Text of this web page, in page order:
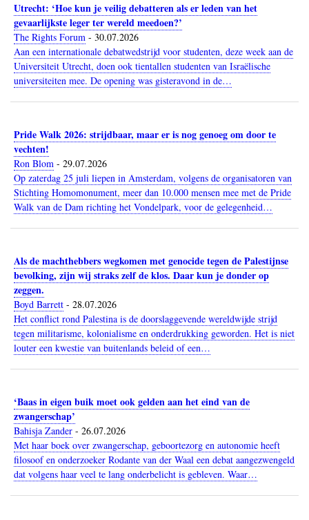
Utrecht: ‘Hoe kun je veilig debatteren als er leden van het
gevaarlijkste leger ter wereld meedoen?’
The Rights Forum - 30.07.2026
Aan een internationale debatwedstrijd voor studenten, deze week aan de
Universiteit Utrecht, doen ook tientallen studenten van Israëlische
universiteiten mee. De opening was gisteravond in de…
Pride Walk 2026: strijdbaar, maar er is nog genoeg om door te
vechten!
Ron Blom - 29.07.2026
Op zaterdag 25 juli liepen in Amsterdam, volgens de organisatoren van
Stichting Homomonument, meer dan 10.000 mensen mee met de Pride
Walk van de Dam richting het Vondelpark, voor de gelegenheid…
Als de machthebbers wegkomen met genocide tegen de Palestijnse
bevolking, zijn wij straks zelf de klos. Daar kun je donder op
zeggen.
Boyd Barrett - 28.07.2026
Het conflict rond Palestina is de doorslaggevende wereldwijde strijd
tegen militarisme, kolonialisme en onderdrukking geworden. Het is niet
louter een kwestie van buitenlands beleid of een…
‘Baas in eigen buik moet ook gelden aan het eind van de
zwangerschap’
Bahisja Zander - 26.07.2026
Met haar boek over zwangerschap, geboortezorg en autonomie heeft
filosoof en onderzoeker Rodante van der Waal een debat aangezwengeld
dat volgens haar veel te lang onderbelicht is gebleven. Waar…